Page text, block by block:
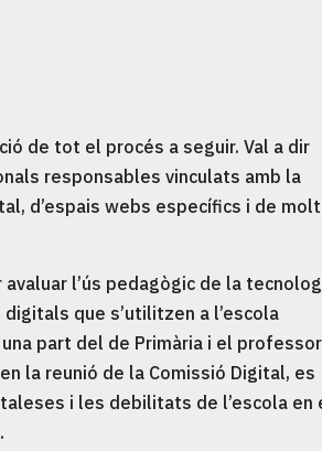
de tot el procés a seguir. Val a dir
responsables vinculats amb la
d’espais webs específics i de molt
l’ús pedagògic de la
que s’utilitzen a l’escola
part del de Primària i el
la reunió de la Comissió Digital, es
i les debilitats de l’escola en